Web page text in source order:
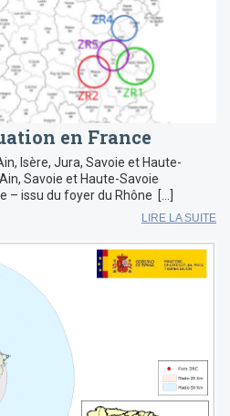
en France
Isère, Jura, Savoie et Haute-
Savoie et Haute-Savoie
– issu du foyer du Rhône […]
LIRE LA SUITE